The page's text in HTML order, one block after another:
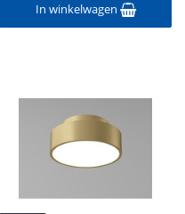
In winkelwagen